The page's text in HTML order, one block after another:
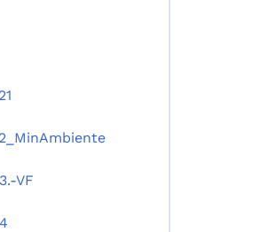
VF